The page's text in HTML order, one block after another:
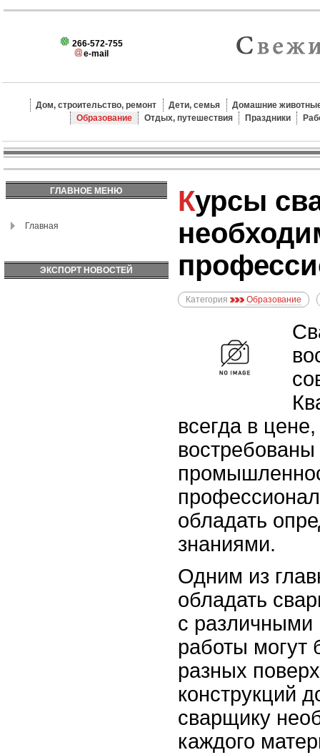
266-572-755
e-mail
Дом, строительство, ремонт Дети, семья
Домашние
Образование
Отдых, путешествия Праздники
ГЛАВНОЕ МЕНЮ
Главная
ЭКСПОРТ НОВОСТЕЙ
Курсы сварщика: какие навыки
Категория Образование
всегда в
обладать
знаниями.
Одним из
обладать
с различными
работы
разных
конструкций
сварщику
каждого